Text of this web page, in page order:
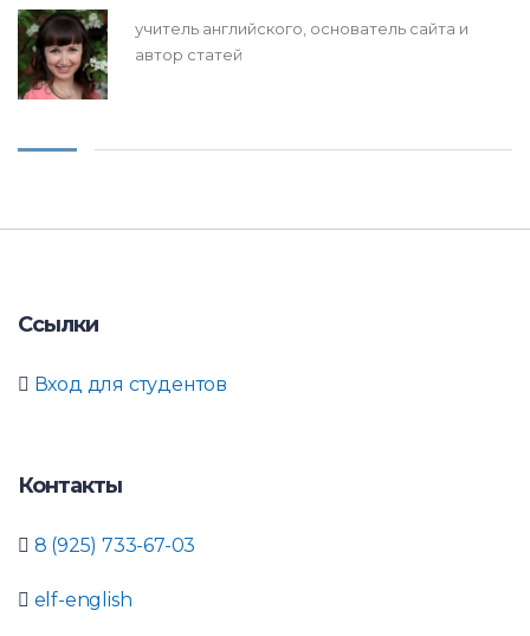
учитель английского, основатель сайта и
автор статей
Ссылки
Вход для студентов
Контакты
8 (925) 733-67-03
elf-english